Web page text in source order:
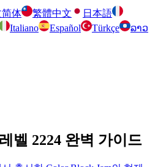
体 繁體中文
日本語
Italiano Español Türkçe
ລາວ
벨 2224 완벽 가이드